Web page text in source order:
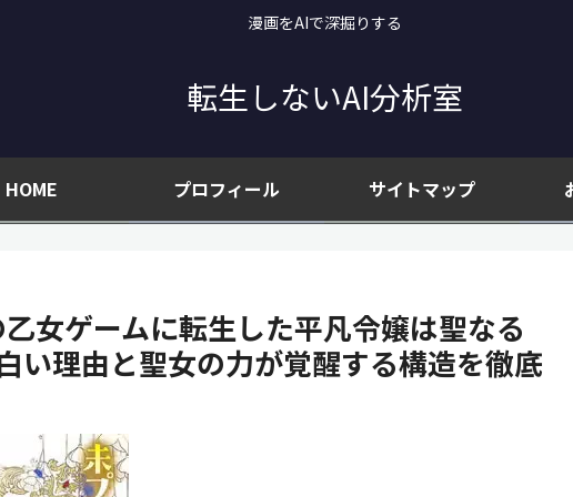
漫画をAIで深掘りする
転生しないAI分析室
HOME プロフィール サイトマップ
乙女ゲームに転生した平凡令嬢は聖なる
い理由と聖女の力が覚醒する構造を徹底